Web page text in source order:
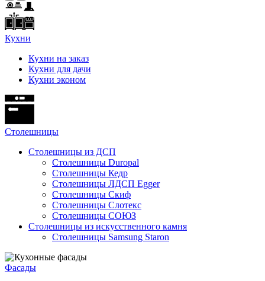
Кухни
Кухни на заказ
Кухни для дачи
Кухни эконом
Cтолешницы
Столешницы из ДСП
Столешницы Duropal
Столешницы Кедр
Столешницы ЛДСП Egger
Столешницы Скиф
Столешницы Слотекс
Столешницы СОЮЗ
Столешницы из искусственного камня
Столешницы Samsung Staron
Фасады